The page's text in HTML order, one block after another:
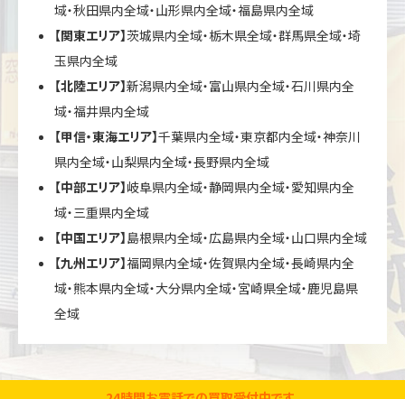
域・秋田県内全域・山形県内全域・福島県内全域
【関東エリア】茨城県内全域・栃木県全域・群馬県全域・埼
玉県内全域
【北陸エリア】新潟県内全域・富山県内全域・石川県内全
域・福井県内全域
【甲信・東海エリア】千葉県内全域・東京都内全域・神奈川
県内全域・山梨県内全域・長野県内全域
【中部エリア】岐阜県内全域・静岡県内全域・愛知県内全
域・三重県内全域
【中国エリア】島根県内全域・広島県内全域・山口県内全域
【九州エリア】福岡県内全域・佐賀県内全域・長崎県内全
域・熊本県内全域・大分県内全域・宮崎県全域・鹿児島県
全域